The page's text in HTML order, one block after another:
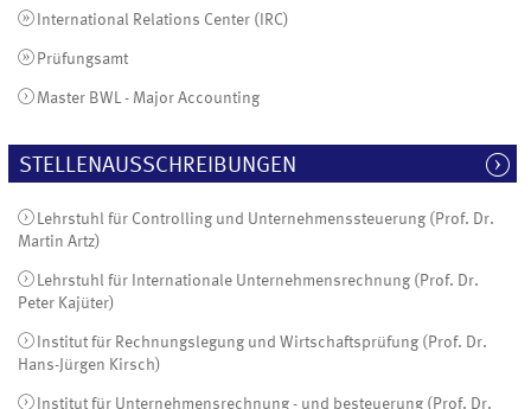
International Relations Center (IRC)
Prüfungsamt
Master BWL - Major Accounting
STELLENAUSSCHREIBUNGEN
Lehrstuhl für Controlling und Unternehmenssteuerung (Prof. Dr.
Martin Artz)
Lehrstuhl für Internationale Unternehmensrechnung (Prof. Dr.
Peter Kajüter)
Institut für Rechnungslegung und Wirtschaftsprüfung (Prof. Dr.
Hans-Jürgen Kirsch)
Institut für Unternehmensrechnung - und besteuerung (Prof. Dr.